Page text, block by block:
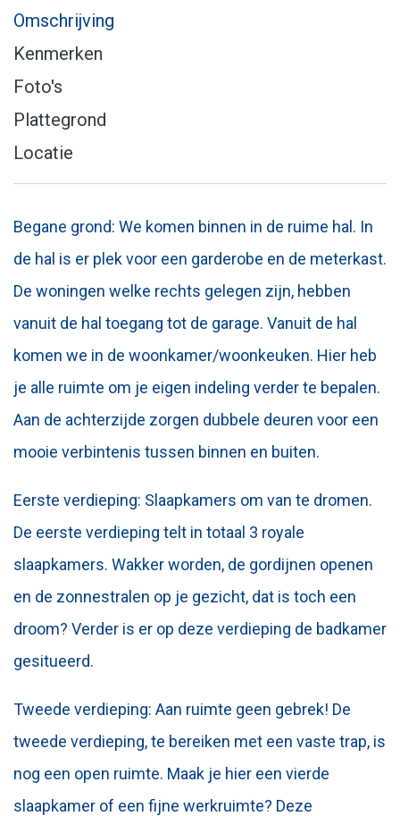
Omschrijving
Kenmerken
Foto's
Plattegrond
Locatie
Begane grond: We komen binnen in de ruime hal. In
de hal is er plek voor een garderobe en de meterkast.
De woningen welke rechts gelegen zijn, hebben
vanuit de hal toegang tot de garage. Vanuit de hal
komen we in de woonkamer/woonkeuken. Hier heb
je alle ruimte om je eigen indeling verder te bepalen.
Aan de achterzijde zorgen dubbele deuren voor een
mooie verbintenis tussen binnen en buiten.
Eerste verdieping: Slaapkamers om van te dromen.
De eerste verdieping telt in totaal 3 royale
slaapkamers. Wakker worden, de gordijnen openen
en de zonnestralen op je gezicht, dat is toch een
droom? Verder is er op deze verdieping de badkamer
gesitueerd.
Tweede verdieping: Aan ruimte geen gebrek! De
tweede verdieping, te bereiken met een vaste trap, is
nog een open ruimte. Maak je hier een vierde
slaapkamer of een fijne werkruimte? Deze